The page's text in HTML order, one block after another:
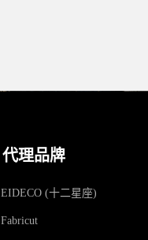
代理品牌
EIDECO (十二星座)
Fabricut